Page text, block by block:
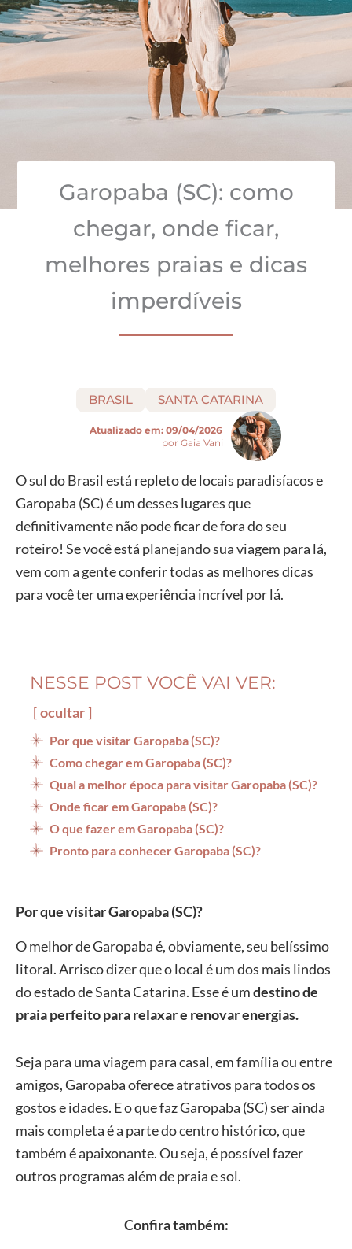
Garopaba (SC): como
chegar, onde ficar,
melhores praias e dicas
imperdíveis
BRASIL SANTA CATARINA
Atualizado em: 09/04/2026
por Gaia Vani
O sul do Brasil está repleto de locais paradisíacos e
Garopaba (SC) é um desses lugares que
definitivamente não pode ficar de fora do seu
roteiro! Se você está planejando sua viagem para lá,
vem com a gente conferir todas as melhores dicas
para você ter uma experiência incrível por lá.
NESSE POST VOCÊ VAI VER:
ocultar
Por que visitar Garopaba (SC)?
Como chegar em Garopaba (SC)?
Qual a melhor época para visitar Garopaba (SC)?
Onde ficar em Garopaba (SC)?
O que fazer em Garopaba (SC)?
Pronto para conhecer Garopaba (SC)?
Por que visitar Garopaba (SC)?
O melhor de Garopaba é, obviamente, seu belíssimo
litoral. Arrisco dizer que o local é um dos mais lindos
do estado de Santa Catarina. Esse é umdestino de
praia perfeito para relaxar e renovar energias.
Seja para uma viagem para casal, em família ou entre
amigos, Garopaba oferece atrativos para todos os
gostos e idades. E o que faz Garopaba (SC) ser ainda
mais completa é a parte do centro histórico, que
também é apaixonante. Ou seja, é possível fazer
outros programas além de praia e sol.
Confira também: